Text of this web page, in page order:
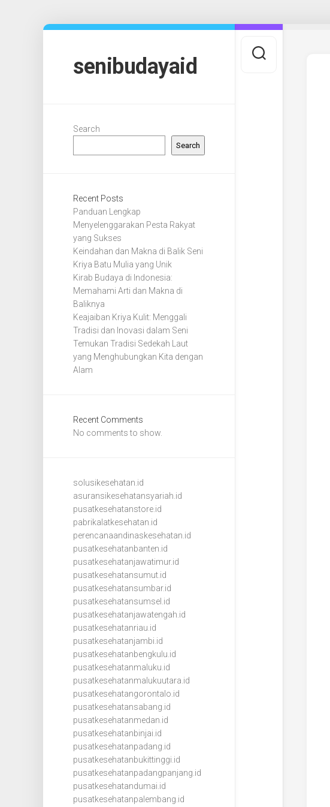
senibudayaid
Search
Search
Recent Posts
Panduan Lengkap
Menyelenggarakan Pesta Rakyat
yang Sukses
Keindahan dan Makna di Balik Seni
Kriya Batu Mulia yang Unik
Kirab Budaya di Indonesia:
Memahami Arti dan Makna di
Baliknya
Keajaiban Kriya Kulit: Menggali
Tradisi dan Inovasi dalam Seni
Temukan Tradisi Sedekah Laut
yang Menghubungkan Kita dengan
Alam
Recent Comments
No comments to show.
solusikesehatan.id
asuransikesehatansyariah.id
pusatkesehatanstore.id
pabrikalatkesehatan.id
perencanaandinaskesehatan.id
pusatkesehatanbanten.id
pusatkesehatanjawatimur.id
pusatkesehatansumut.id
pusatkesehatansumbar.id
pusatkesehatansumsel.id
pusatkesehatanjawatengah.id
pusatkesehatanriau.id
pusatkesehatanjambi.id
pusatkesehatanbengkulu.id
pusatkesehatanmaluku.id
pusatkesehatanmalukuutara.id
pusatkesehatangorontalo.id
pusatkesehatansabang.id
pusatkesehatanmedan.id
pusatkesehatanbinjai.id
pusatkesehatanpadang.id
pusatkesehatanbukittinggi.id
pusatkesehatanpadangpanjang.id
pusatkesehatandumai.id
pusatkesehatanpalembang.id